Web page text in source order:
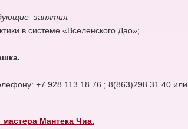
занятия:
в системе «Вселенского Дао»;
+7 928 113 18 76 ; 8(863)298 31 40
Мантека Чиа.